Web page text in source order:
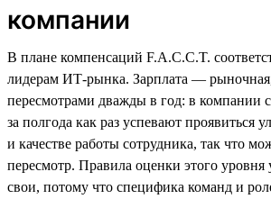
компании
В плане компенсаций F.A.C.C.T.
лидерам ИТ-рынка. Зарплата —
пересмотрами дважды в год: в компании
за полгода как раз успевают проявиться
и качестве работы сотрудника, так что
пересмотр. Правила оценки этого
свои, потому что специфика команд и